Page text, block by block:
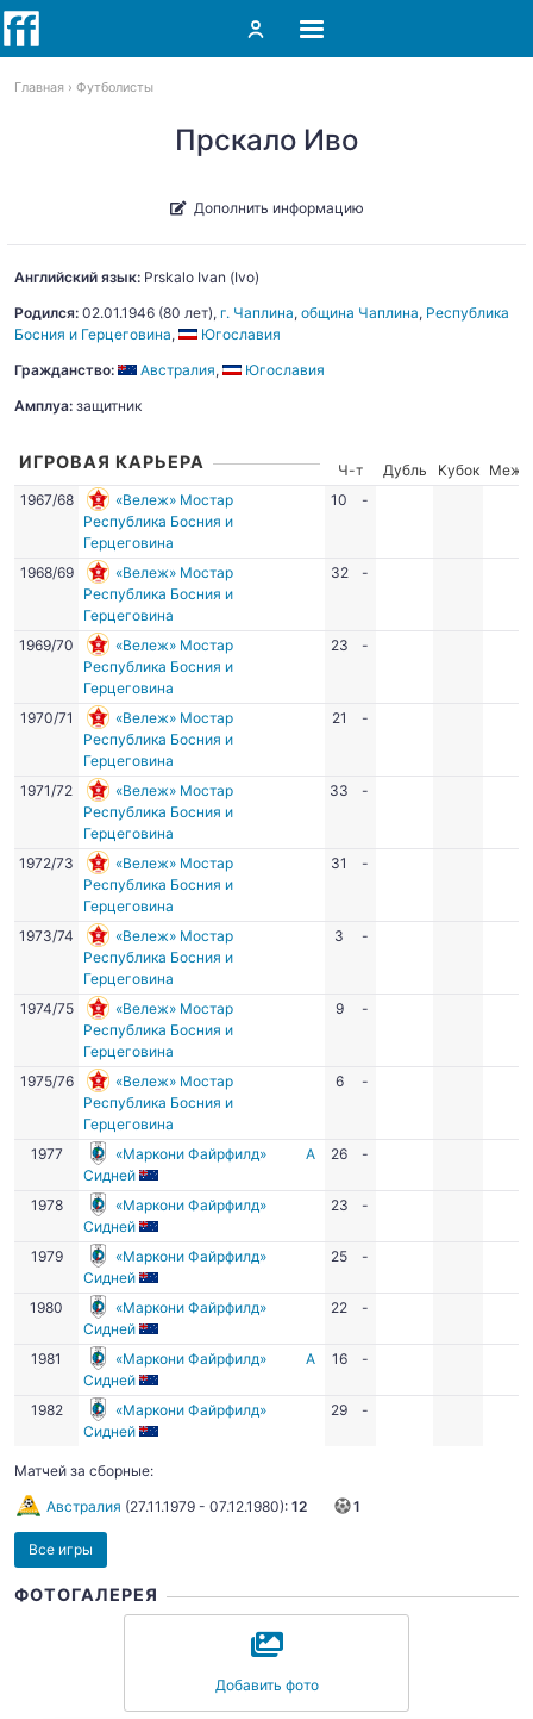
Главная Футболисты
Прскало Иво
Дополнить информацию
Английский язык: Prskalo Ivan (Ivo)
Родился: 02.01.1946 (80 лет), г. Чаплина, община Чаплина, Республика
Босния и Герцеговина,
Югославия
Гражданство:
Австралия,
Югославия
Амплуа: защитник
ИГРОВАЯ КАРЬЕРА Ч-т Дубль Кубок
Межд.
1967/68
«Вележ» Мостар
Республика Босния и
Герцеговина
10 -
1968/69
«Вележ» Мостар
Республика Босния и
Герцеговина
32 -
1969/70
«Вележ» Мостар
Республика Босния и
Герцеговина
23 -
1970/71
«Вележ» Мостар
Республика Босния и
Герцеговина
21 -
1971/72
«Вележ» Мостар
Республика Босния и
Герцеговина
33 -
1972/73
«Вележ» Мостар
Республика Босния и
Герцеговина
31 -
1973/74
«Вележ» Мостар
Республика Босния и
Герцеговина
3 -
1974/75
«Вележ» Мостар
Республика Босния и
Герцеговина
9 -
1975/76
«Вележ» Мостар
Республика Босния и
Герцеговина
6 -
1977
«Маркони Файрфилд»
Сидней
А 26 -
1978
«Маркони Файрфилд»
Сидней
23 -
1979
«Маркони Файрфилд»
Сидней
25 -
1980
«Маркони Файрфилд»
Сидней
22 -
1981
«Маркони Файрфилд»
Сидней
А 16 -
1982
«Маркони Файрфилд»
Сидней
29 -
Матчей за сборные:
Австралия (27.11.1979 - 07.12.1980): 12 1
Все игры
ФОТОГАЛЕРЕЯ
Добавить фото